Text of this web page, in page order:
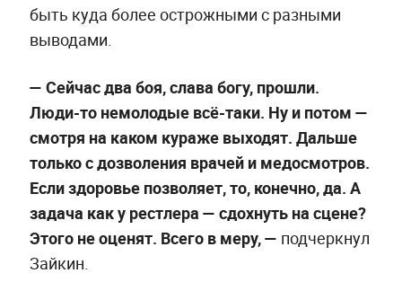
быть куда более острожными с разными
выводами.
— Сейчас два боя, слава богу, прошли.
Люди-то немолодые всё-таки. Ну и потом —
смотря на каком кураже выходят. Дальше
только с дозволения врачей и медосмотров.
Если здоровье позволяет, то, конечно, да. А
задача как у рестлера — сдохнуть на сцене?
Этого не оценят. Всего в меру, — подчеркнул
Зайкин.